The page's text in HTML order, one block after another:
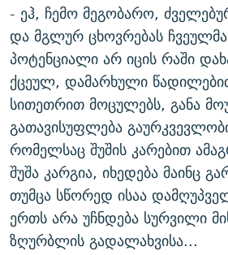
- ეჰ, ჩემო მეგობარო,
და მგლურ ცხოვრებას
პოტენციალი არ იცის რაში
ქცეულ, დამარხული
სითეთრით მოცულებს, განა
გათავისუფლება
რომელსაც შუშის კარებით
შუშა კარგია, იხედება მაინც
თუმცა სწორედ ისაა
ერთს არა უჩნდება სურვილი
ზღურბლის გადალახვისა...